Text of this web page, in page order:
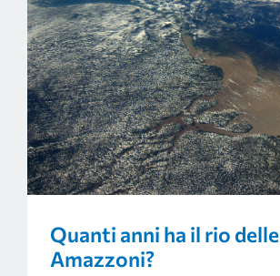
Quanti anni ha il rio delle
Amazzoni?